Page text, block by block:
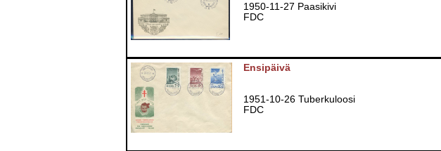
1950-11-27 Paasikivi
FDC
Ensipäivä
1951-10-26 Tuberkuloosi
FDC